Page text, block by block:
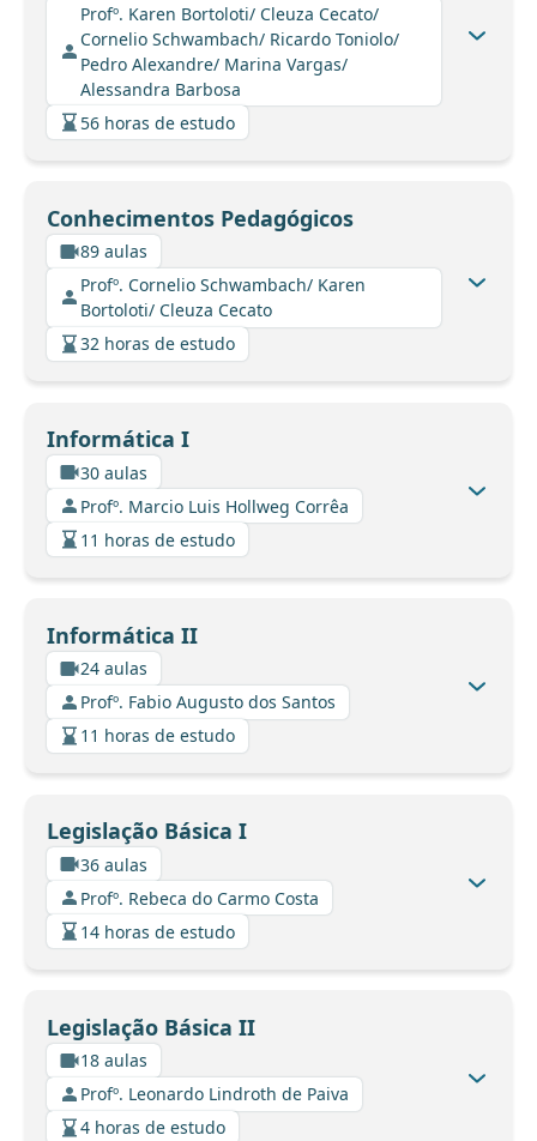
Profº. Karen Bortoloti/ Cleuza Cecato/
Cornelio Schwambach/ Ricardo Toniolo/
Pedro Alexandre/ Marina Vargas/
Alessandra Barbosa
56 horas de estudo
Conhecimentos Pedagógicos
89 aulas
Profº. Cornelio Schwambach/ Karen
Bortoloti/ Cleuza Cecato
32 horas de estudo
Informática I
30 aulas
Profº. Marcio Luis Hollweg Corrêa
11 horas de estudo
Informática II
24 aulas
Profº. Fabio Augusto dos Santos
11 horas de estudo
Legislação Básica I
36 aulas
Profº. Rebeca do Carmo Costa
14 horas de estudo
Legislação Básica II
18 aulas
Profº. Leonardo Lindroth de Paiva
4 horas de estudo